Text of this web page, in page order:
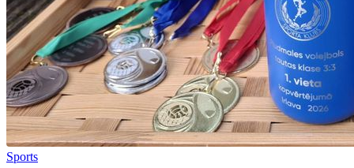
Sports